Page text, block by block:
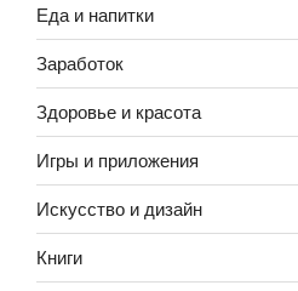
Еда и напитки
Заработок
Здоровье и красота
Игры и приложения
Искусство и дизайн
Книги